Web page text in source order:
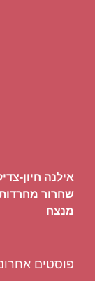
אילנה חיון-
שחרור מחרדות,
מנצח
פוסטים